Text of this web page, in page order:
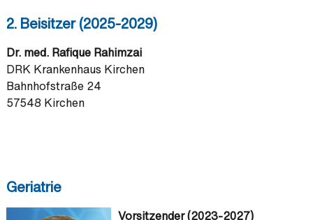
2. Beisitzer (2025-2029)
Dr. med. Rafique Rahimzai
DRK Krankenhaus Kirchen
Bahnhofstraße 24
57548 Kirchen
Geriatrie
Vorsitzender (2023-2027)